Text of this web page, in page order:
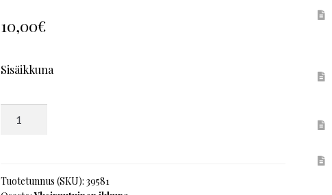
10,00€
Sisäikkuna
L53
Tuotetunnus (SKU):39581